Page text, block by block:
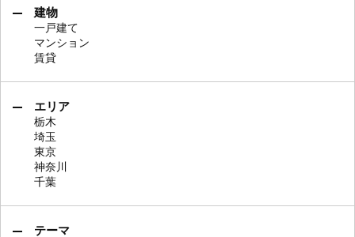
建物
一戸建て
マンション
賃貸
エリア
栃木
埼玉
東京
神奈川
千葉
テーマ